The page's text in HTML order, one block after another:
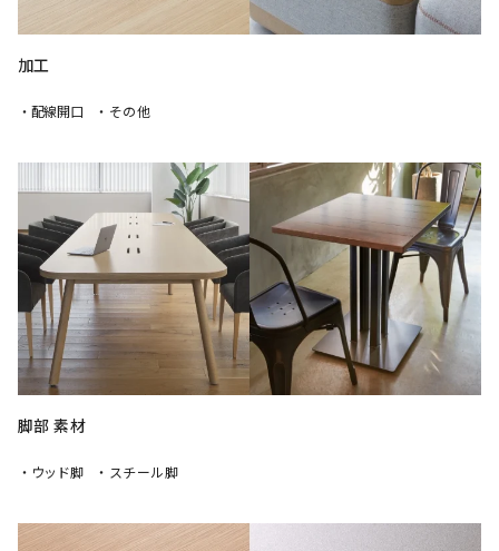
加工
・配線開口 ・その他
脚部 素材
・ウッド脚 ・スチール脚